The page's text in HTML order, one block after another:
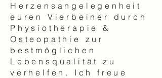
Herzensangelegenheit
euren Vierbeiner durch
Physiotherapie &
Osteopathie zur
bestmöglichen
Lebensqualität zu
verhelfen. Ich freue